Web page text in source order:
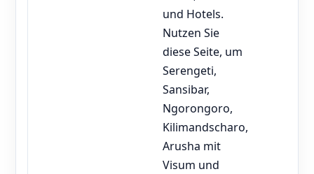
und Hotels.
Nutzen Sie
diese Seite, um
Serengeti,
Sansibar,
Ngorongoro,
Kilimandscharo,
Arusha mit
Visum und